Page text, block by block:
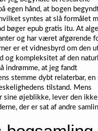
egen hånd, at bogen
syntes at slå formålet
bøger epub gratis itu. At
og har været afgørende
er et vidnesbyrd om den
og kompleksitet af den
indrømme, at jeg fandt
stemme dybt relaterbar, en
tilstand. Mens
sine øjeblikke, lever den
der er sat af andre